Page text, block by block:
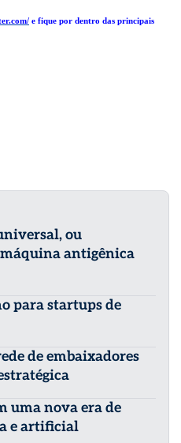
e fique por dentro das principais
ou
antigênica
para startups de
de embaixadores
uma nova era de
e artificial